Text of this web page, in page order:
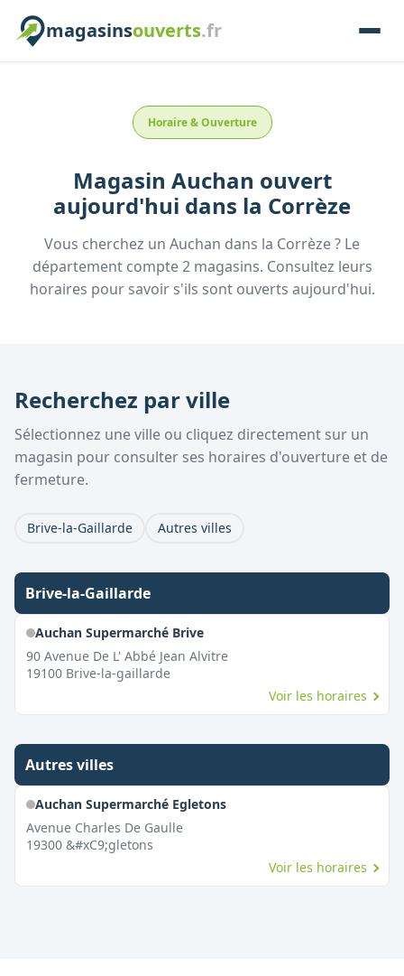
magasinsouverts.fr
Horaire & Ouverture
Magasin Auchan ouvert
aujourd'hui dans la Corrèze
Vous cherchez un Auchan dans la Corrèze? Le
département compte2magasins. Consultez leurs
horaires pour savoir s'ils sont ouverts aujourd'hui.
Recherchez par ville
Sélectionnez une ville ou cliquez directement sur un
magasin pour consulter ses horaires d'ouverture et de
fermeture.
Brive-la-Gaillarde Autres villes
Brive-la-Gaillarde
Auchan Supermarché Brive
90 Avenue De L' Abbé Jean Alvitre
19100 Brive-la-gaillarde
Voir les horaires
Autres villes
Auchan Supermarché Egletons
Avenue Charles De Gaulle
19300 &#xC9;gletons
Voir les horaires